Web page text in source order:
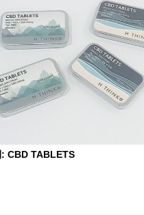
CBD TABLETS